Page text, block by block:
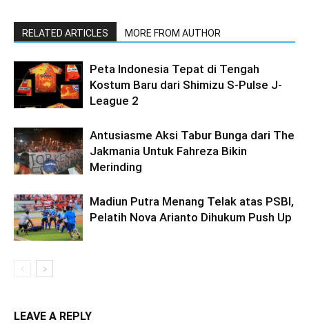
RELATED ARTICLES MORE FROM AUTHOR
Peta Indonesia Tepat di Tengah
Kostum Baru dari Shimizu S-Pulse J-
League 2
Antusiasme Aksi Tabur Bunga dari The
Jakmania Untuk Fahreza Bikin
Merinding
Madiun Putra Menang Telak atas PSBI,
Pelatih Nova Arianto Dihukum Push Up
LEAVE A REPLY